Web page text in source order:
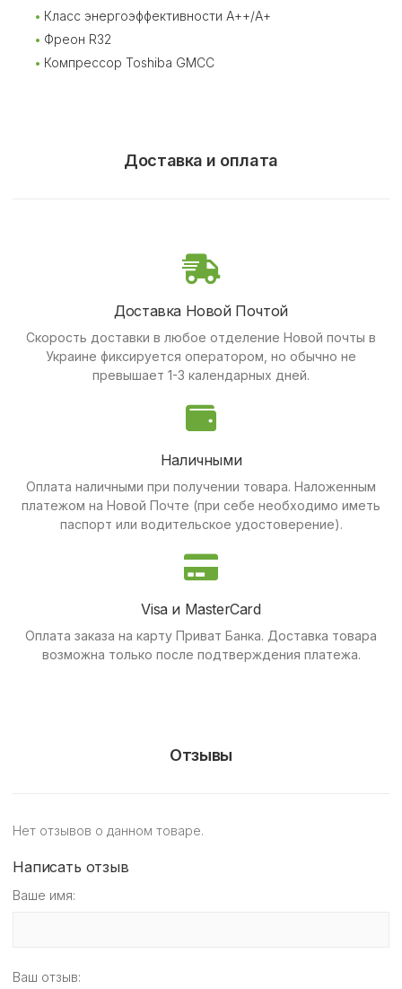
Класс энергоэффективности А++/А+
Фреон R32
Компрессор Toshiba GMCC
Доставка и оплата
Доставка Новой Почтой
Скорость доставки в любое отделение Новой почты в
Украине фиксируется оператором, но обычно не
превышает 1-3 календарных дней.
Наличными
Оплата наличными при получении товара. Наложенным
платежом на Новой Почте (при себе необходимо иметь
паспорт или водительское удостоверение).
Visa и MasterCard
Оплата заказа на карту Приват Банка. Доставка товара
возможна только после подтверждения платежа.
Отзывы
Нет отзывов о данном товаре.
Написать отзыв
Ваше имя:
Ваш отзыв: